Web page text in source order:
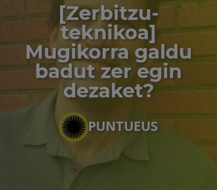
[Zerbitzu-
teknikoa]
Mugikorra galdu
badut zer egin
dezaket?
PUNTUEUS